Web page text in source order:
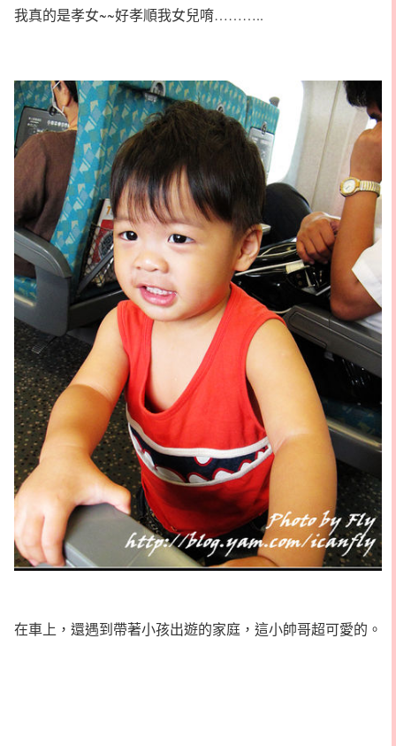
我真的是孝女~~好孝順我女兒唷………..
在車上，還遇到帶著小孩出遊的家庭，這小帥哥超可愛的。